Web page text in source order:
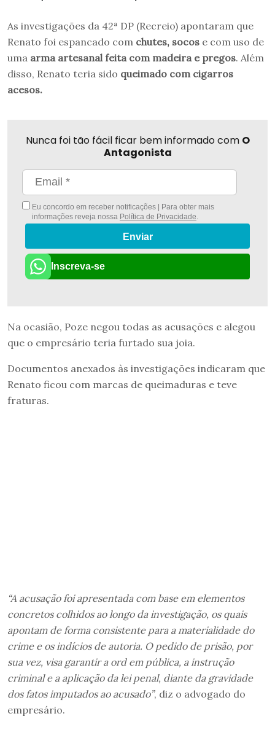
As investigações da 42ª DP (Recreio) apontaram que
Renato foi espancado com chutes, socos e com uso de
uma arma artesanal feita com madeira e pregos. Além
disso, Renato teria sido queimado com cigarros
acesos.
Nunca foi tão fácil ficar bem informado com O
Antagonista
Eu concordo em receber notificações | Para obter mais
informações reveja nossa Política de Privacidade
Enviar
Inscreva-se
Na ocasião, Poze negou todas as acusações e alegou
que o empresário teria furtado sua joia.
Documentos anexados às investigações indicaram que
Renato ficou com marcas de queimaduras e teve
fraturas.
“A acusação foi apresentada com base em elementos
concretos colhidos ao longo da investigação, os quais
apontam de forma consistente para a materialidade do
crime e os indícios de autoria. O pedido de prisão, por
sua vez, visa garantir a ord em pública, a instrução
criminal e a aplicação da lei penal, diante da gravidade
dos fatos imputados ao acusado”, diz o advogado do
empresário.